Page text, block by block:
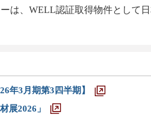
は、WELL認証取得物件として
年3月期第3四半期】
展2026」